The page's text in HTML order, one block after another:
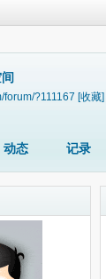
forum/?111167 [收藏]
动态 记录